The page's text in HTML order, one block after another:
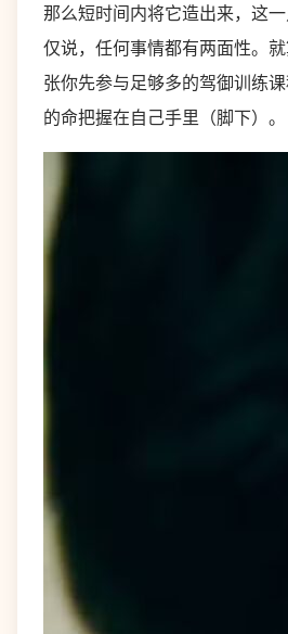
那么短时间内将它造出来，这
仅说，任何事情都有两面性。
张你先参与足够多的驾御训练
的命把握在自己手里（脚下）。